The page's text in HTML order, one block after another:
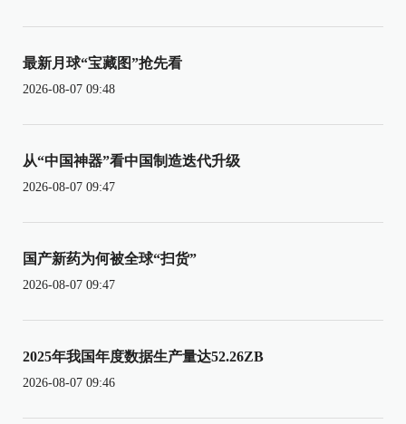
最新月球“宝藏图”抢先看
2026-08-07 09:48
从“中国神器”看中国制造迭代升级
2026-08-07 09:47
国产新药为何被全球“扫货”
2026-08-07 09:47
2025年我国年度数据生产量达52.26ZB
2026-08-07 09:46